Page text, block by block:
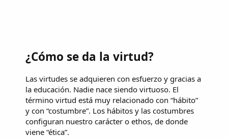
¿Cómo se da la virtud?
Las virtudes se adquieren con esfuerzo y gracias a
la educación. Nadie nace siendo virtuoso. El
término virtud está muy relacionado con “hábito”
y con “costumbre”. Los hábitos y las costumbres
configuran nuestro carácter o ethos, de donde
viene “ética”.